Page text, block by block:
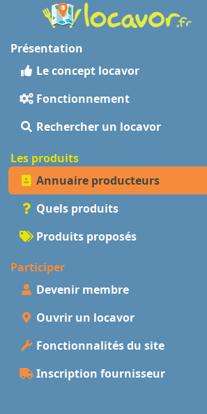
Présentation
Le concept locavor
Fonctionnement
Rechercher un locavor
Les produits
Annuaire producteurs
Quels produits
Produits proposés
Participer
Devenir membre
Ouvrir un locavor
Fonctionnalités du site
Inscription fournisseur